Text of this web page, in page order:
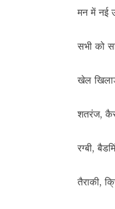
मन में नई
सभी को
खेल
शतरंज,
रग्बी,
तैराकी,